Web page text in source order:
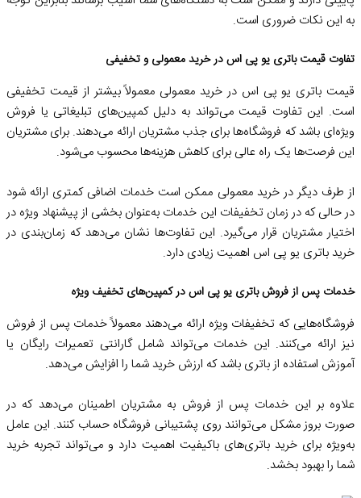
به این نکات ضروری است.
تفاوت قیمت باتری یو پی اس در خرید معمولی و تخفیفی
قیمت باتری یو پی اس در خرید معمولی معمولاً بیشتر از قیمت تخفیفی
است. این تفاوت قیمت می‌تواند به دلیل کمپین‌های تبلیغاتی یا فروش
ویژه‌ای باشد که فروشگاه‌ها برای جذب مشتریان ارائه می‌دهند. برای مشتریان
این فرصت‌ها یک راه عالی برای کاهش هزینه‌ها محسوب می‌شود.
از طرف دیگر در خرید معمولی ممکن است خدمات اضافی کمتری ارائه شود
در حالی که در زمان تخفیفات این خدمات به‌عنوان بخشی از پیشنهاد ویژه در
اختیار مشتریان قرار می‌گیرد. این تفاوت‌ها نشان می‌دهد که زمان‌بندی در
خرید باتری یو پی اس اهمیت زیادی دارد.
خدمات پس از فروش باتری یو پی اس در کمپین‌های تخفیف ویژه
فروشگاه‌هایی که تخفیفات ویژه ارائه می‌دهند معمولاً خدمات پس از فروش
نیز ارائه می‌کنند. این خدمات می‌تواند شامل گارانتی تعمیرات رایگان یا
آموزش استفاده از باتری باشد که ارزش خرید شما را افزایش می‌دهد.
علاوه بر این خدمات پس از فروش به مشتریان اطمینان می‌دهد که در
صورت بروز مشکل می‌توانند روی پشتیبانی فروشگاه حساب کنند. این عامل
به‌ویژه برای خرید باتری‌های باکیفیت اهمیت دارد و می‌تواند تجربه خرید
شما را بهبود بخشد.